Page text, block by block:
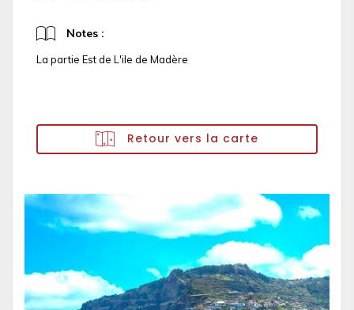
Notes :
La partie Est de L'ile de Madère
Retour vers la carte